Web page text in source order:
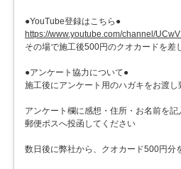
●YouTube登録はこちら●
https://www.youtube.com/channel/
その場で施工後500円のクオカードを差
●アンケート協力について●
施工後にアンケート用のハガキをお渡し
アンケート欄に感想・住所・お名前を記
郵便ポスへ投函してください
数日後に弊社から、クオカード500円分